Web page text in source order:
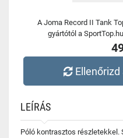
A Joma Record II Tank
gyártótól a
LEÍRÁS
Póló kontrasztos részletekkel.